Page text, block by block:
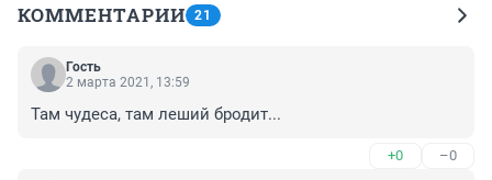
КОММЕНТАРИИ 21
Гость
2 марта 2021, 13:59
Там чудеса, там леший бродит...
+0 –0